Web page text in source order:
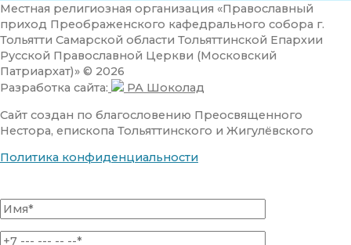
Местная религиозная организация «Православный
приход Преображенского кафедрального собора г.
Тольятти Самарской области Тольяттинской Епархии
Русской Православной Церкви (Московский
Патриархат)» © 2026
Разработка сайта:
РА Шоколад
Сайт создан по благословению Преосвященного
Нестора, епископа Тольяттинского и Жигулёвского
Политика конфиденциальности